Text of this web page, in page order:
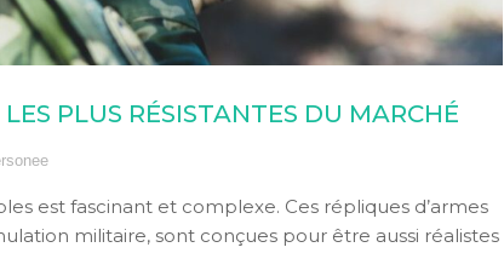
PLUS RÉSISTANTES DU MARCHÉ
est fascinant et complexe. Ces répliques d’armes
militaire, sont conçues pour être aussi réalistes